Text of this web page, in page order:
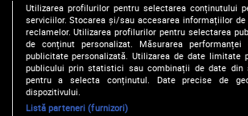
Utilizarea profilurilor pentru selectarea conținutului
serviciilor. Stocarea și/sau accesarea informațiilor
reclamelor. Utilizarea profilurilor pentru selectarea
de conținut personalizat. Măsurarea
publicitate personalizată. Utilizarea de date limitate
publicului prin statistici sau combinații de date
pentru a selecta conținutul. Date precise de
dispozitivului.
Listă parteneri (furnizori)